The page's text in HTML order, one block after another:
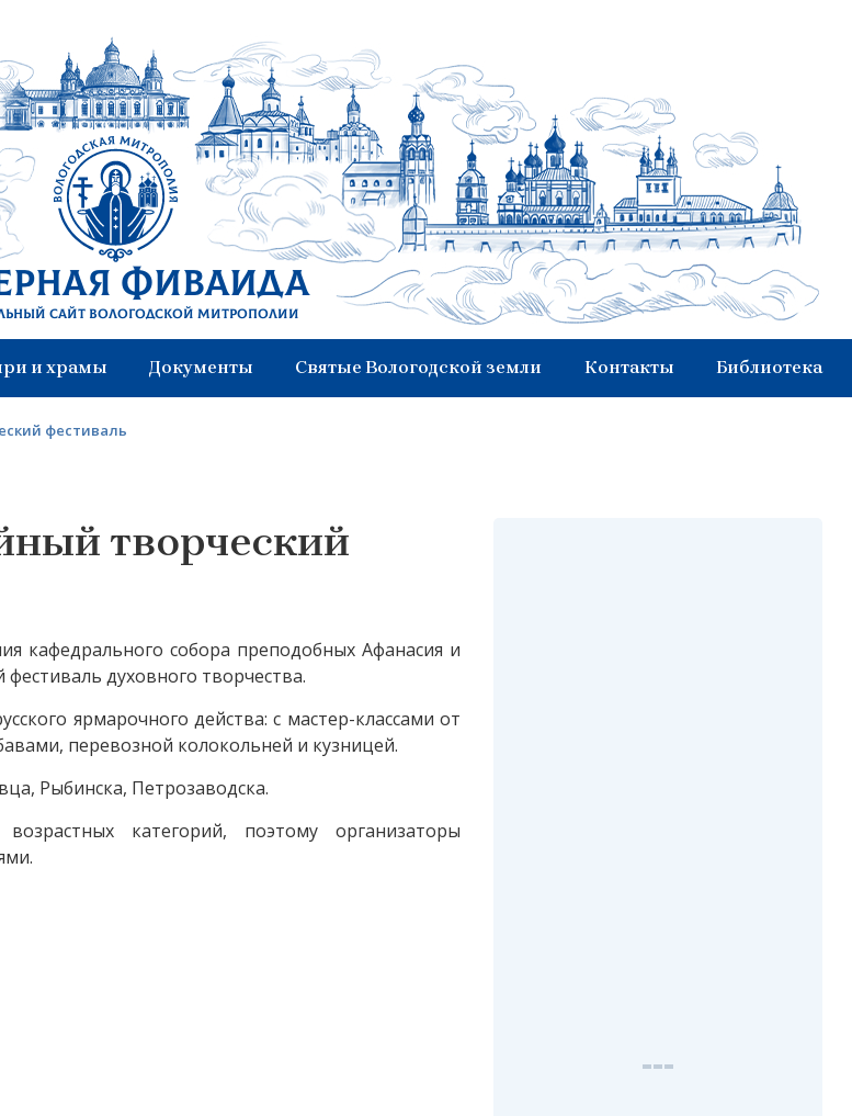
Фиваида
сайт Вологодской митрополии
и храмы Документы Святые Вологодской земли Контакты Библиотека
фестиваль
творческий
кафедрального собора преподобных Афанасия и
духовного творчества.
ярмарочного действа: с мастер-классами от
перевозной колокольней и кузницей.
Рыбинска, Петрозаводска.
категорий, поэтому организаторы